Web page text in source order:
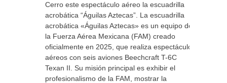
Cerro este espectáculo aéreo la escuadrilla
acrobática “Águilas Aztecas”. La escuadrilla
acrobática «Águilas Aztecas» es un equipo de
la Fuerza Aérea Mexicana (FAM) creado
oficialmente en 2025, que realiza espectáculos
aéreos con seis aviones Beechcraft T-6C
Texan II. Su misión principal es exhibir el
profesionalismo de la FAM, mostrar la